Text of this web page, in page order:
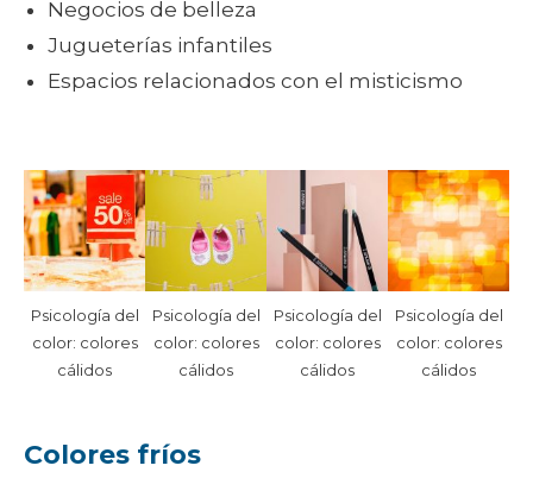
Negocios de belleza
Jugueterías infantiles
Espacios relacionados con el misticismo
Psicología del
color: colores
cálidos
Psicología del
color: colores
cálidos
Psicología del
color: colores
cálidos
Psicología del
color: colores
cálidos
Colores fríos